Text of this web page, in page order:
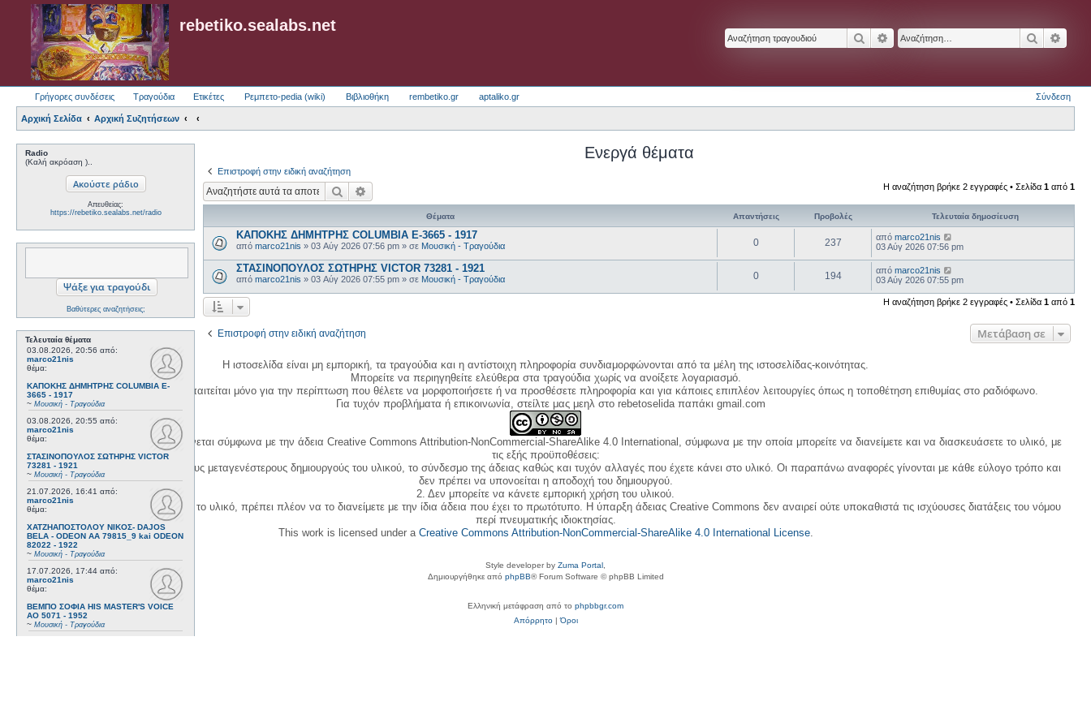
rebetiko.sealabs.net
ΑναζήτησηΕιδική αναζήτηση
Γρήγορες συνδέσεις Τραγούδια Ετικέτες Ρεμπετο-pedia (wiki) Βιβλιοθήκη rembetiko.gr aptaliko.gr Σύνδεση
Αρχική Σελίδα Αρχική Συζητήσεων
Radio
(Καλή ακρόαση )..
Απευθείας:
https://rebetiko.sealabs.net/radio
Βαθύτερες αναζητήσεις;
Τελευταία θέματα
03.08.2026, 20:56 από:
marco21nis
θέμα:
ΚΑΠΟΚΗΣ ΔΗΜΗΤΡΗΣ COLUMBIA E-
3665 - 1917
~ Μουσική - Τραγούδια
03.08.2026, 20:55 από:
marco21nis
θέμα:
ΣΤΑΣΙΝΟΠΟΥΛΟΣ ΣΩΤΗΡΗΣ VICTOR
73281 - 1921
~ Μουσική - Τραγούδια
21.07.2026, 16:41 από:
marco21nis
θέμα:
ΧΑΤΖΗΑΠΟΣΤΟΛΟΥ ΝΙΚΟΣ- DAJOS
BELA - ODEON AA 79815_9 kai ODEON
82022 - 1922
~ Μουσική - Τραγούδια
17.07.2026, 17:44 από:
marco21nis
θέμα:
ΒΕΜΠΟ ΣΟΦΙΑ HIS MASTER'S VOICE
AO 5071 - 1952
~ Μουσική - Τραγούδια
Ενεργά θέματα
Επιστροφή στην ειδική αναζήτηση
Αναζήτηση Η αναζήτηση βρήκε 2 εγγραφές • Σελίδα 1 από 1
Θέματα Απαντήσεις Προβολές Τελευταία δημοσίευση
ΚΑΠΟΚΗΣ ΔΗΜΗΤΡΗΣ COLUMBIA E-3665 - 1917
από marco21nis » 03 Αύγ 2026 07:56 pm » σε Μουσική - Τραγούδια 0 237 από marco21nis
03 Αύγ 2026 07:56 pm
ΣΤΑΣΙΝΟΠΟΥΛΟΣ ΣΩΤΗΡΗΣ VICTOR 73281 - 1921
από marco21nis » 03 Αύγ 2026 07:55 pm » σε Μουσική - Τραγούδια 0 194 από marco21nis
03 Αύγ 2026 07:55 pm
Η αναζήτηση βρήκε 2 εγγραφές • Σελίδα 1 από 1
Επιστροφή στην ειδική αναζήτηση Μετάβαση σε
Η ιστοσελίδα είναι μη εμπορική, τα τραγούδια και η αντίστοιχη πληροφορία συνδιαμορφώνονται από τα μέλη της ιστοσελίδας-κοινότητας.
Μπορείτε να περιηγηθείτε ελεύθερα στα τραγούδια χωρίς να ανοίξετε λογαριασμό.
Η δημιουργία λογαριασμού απαιτείται μόνο για την περίπτωση που θέλετε να μορφοποιήσετε ή να προσθέσετε πληροφορία και για κάποιες επιπλέον λειτουργίες όπως η τοποθέτηση επιθυμίας στο ραδιόφωνο.
Για τυχόν προβλήματα ή επικοινωνία, στείλτε μας μεηλ στο rebetoselida παπάκι gmail.com
Η χρήση του υλικού της σελίδας γίνεται σύμφωνα με την άδεια Creative Commons Attribution-NonCommercial-ShareAlike 4.0 International, σύμφωνα με την οποία μπορείτε να διανείμετε και να διασκευάσετε το υλικό, με
τις εξής προϋποθέσεις:
1. Να αναφέρετε τον αρχικό και τους μεταγενέστερους δημιουργούς του υλικού, το σύνδεσμο της άδειας καθώς και τυχόν αλλαγές που έχετε κάνει στο υλικό. Οι παραπάνω αναφορές γίνονται με κάθε εύλογο τρόπο και
δεν πρέπει να υπονοείται η αποδοχή του δημιουργού.
2. Δεν μπορείτε να κάνετε εμπορική χρήση του υλικού.
3. Αν διασκευάσετε με κάθε τρόπο το υλικό, πρέπει πλέον να το διανείμετε με την ίδια άδεια που έχει το πρωτότυπο. Η ύπαρξη άδειας Creative Commons δεν αναιρεί ούτε υποκαθιστά τις ισχύουσες διατάξεις του νόμου
περί πνευματικής ιδιοκτησίας.
This work is licensed under a Creative Commons Attribution-NonCommercial-ShareAlike 4.0 International License.
Style developer by Zuma Portal
Δημιουργήθηκε από phpBB® Forum Software © phpBB Limited
Ελληνική μετάφραση από το phpbbgr.com
Απόρρητο|Όροι